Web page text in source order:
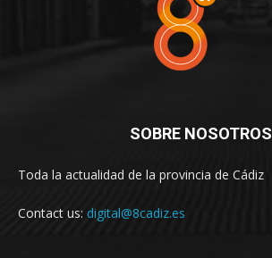
SOBRE NOSOTROS
Toda la actualidad de la provincia de Cádiz
Contact us: digital@8cadiz.es